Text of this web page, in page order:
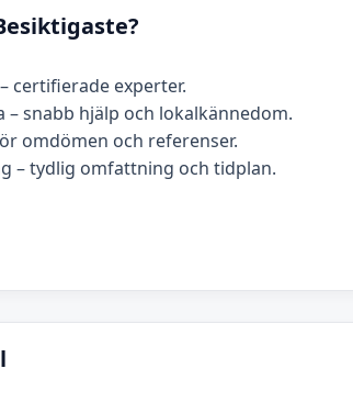
certifierade experter.
– snabb hjälp och lokalkännedom.
omdömen och referenser.
– tydlig omfattning och tidplan.